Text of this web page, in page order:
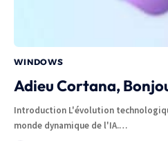
WINDOWS
Adieu Cortana,
Introduction L'évolution
monde dynamique de l'IA.…